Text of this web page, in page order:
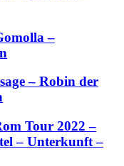
–
– Robin der
Tour 2022 –
– Unterkunft –